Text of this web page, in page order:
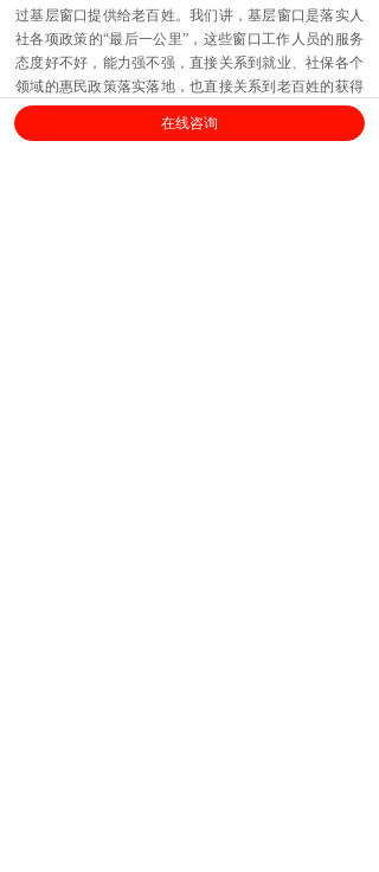
过基层窗口提供给老百姓。我们讲，基层窗口是落实人
社各项政策的“最后一公里”，这些窗口工作人员的服务
态度好不好，能力强不强，直接关系到就业、社保各个
领域的惠民政策落实落地，也直接关系到老百姓的获得
感。所以今年我们深入组织开展以“练兵比武强技能、人
社服务树新风”为主题的窗口业务技能练兵比武活动，就
在线咨询